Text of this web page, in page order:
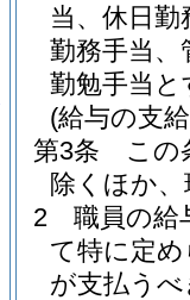
当、休日
勤務手当、
勤勉手当と
(給与の支
第3条
この
除くほか
2
職員の給
て特に定
が支払う